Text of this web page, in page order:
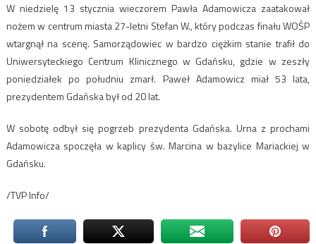
W niedzielę 13 stycznia wieczorem Pawła Adamowicza zaatakował
nożem w centrum miasta 27-letni Stefan W., który podczas finału WOŚP
wtargnął na scenę. Samorządowiec w bardzo ciężkim stanie trafił do
Uniwersyteckiego Centrum Klinicznego w Gdańsku, gdzie w zeszły
poniedziałek po południu zmarł. Paweł Adamowicz miał 53 lata,
prezydentem Gdańska był od 20 lat.
W sobotę odbył się pogrzeb prezydenta Gdańska. Urna z prochami
Adamowicza spoczęła w kaplicy św. Marcina w bazylice Mariackiej w
Gdańsku.
/TVP Info/